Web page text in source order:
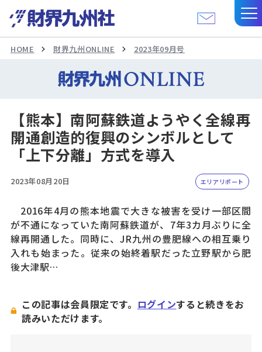
HOME 財界九州ONLINE 2023年09月号
【熊本】南阿蘇鉄道ようやく全線再
開通創造的復興のシンボルとして
「上下分離」方式を導入
2023年08月20日 エリアリポート
2016年4月の熊本地震で大きな被害を受け一部区間
が不通になっていた南阿蘇鉄道が、7年3カ月ぶりに全
線再開通した。同時に、JR九州の豊肥線への相互乗り
入れも始まった。従来の始終着駅だった立野駅から肥
後大津駅…
この記事は会員限定です。 ログインすると続きをお
読みいただけます。